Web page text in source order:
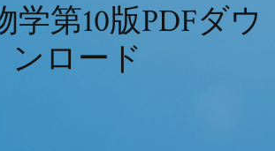
学第10版PDFダウ
ンロード